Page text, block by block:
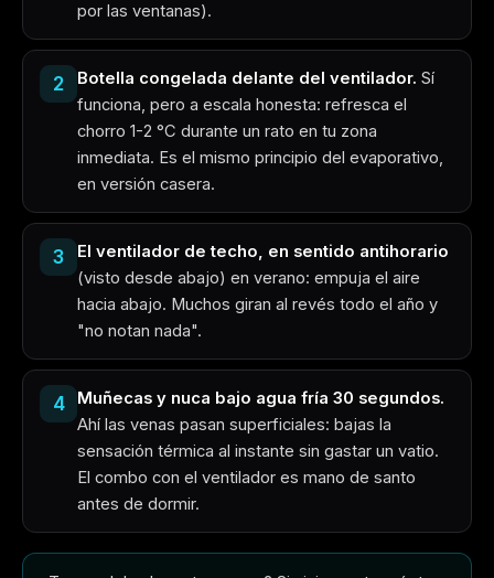
por las ventanas).
2 Botella congelada delante del ventilador. Sí
funciona, pero a escala honesta: refresca el
chorro 1-2 °C durante un rato en tu zona
inmediata. Es el mismo principio del evaporativo,
en versión casera.
3
El ventilador de techo, en sentido antihorario
(visto desde abajo) en verano: empuja el aire
hacia abajo. Muchos giran al revés todo el año y
"no notan nada".
4
Muñecas y nuca bajo agua fría 30 segundos.
Ahí las venas pasan superficiales: bajas la
sensación térmica al instante sin gastar un vatio.
El combo con el ventilador es mano de santo
antes de dormir.